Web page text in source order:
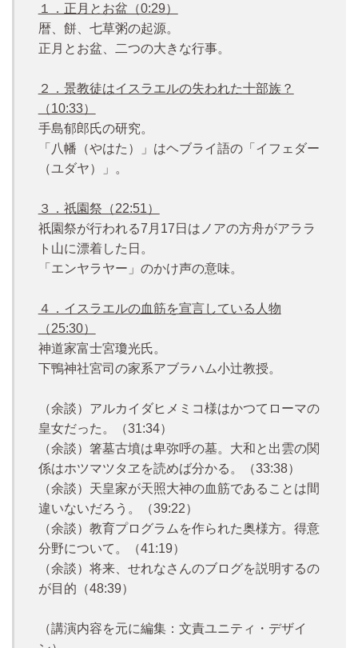
１．正月とお盆（0:29）
暦、餅、七草粥の起源。
正月とお盆、二つの大きな行事。
２．景教徒はイスラエルの失われた十部族？
（10:33）
手島郁郎氏の研究。
「八幡（やはた）」はヘブライ語の「イフェダー
（ユダヤ）」。
３．祇園祭（22:51）
祇園祭が行われる7月17日はノアの方舟がアララ
ト山に漂着した日。
「エンヤラヤー」のかけ声の意味。
４．イスラエルの血筋を宣言している人物
（25:30）
神道家富士宮瓊光氏。
下鴨神社宮司の家系アブラハム小辻教授。
（余談）アルカイダヒメミコ様はかつてローマの
皇女だった。（31:34）
（余談）箸墓古墳は卑弥呼の墓。大和と出雲の関
係はホツマツタヱを読めば分かる。（33:38）
（余談）天皇家が天照大神の血筋であることは間
違いないだろう。（39:22）
（余談）教育プログラムを作られた奥様方。得意
分野について。（41:19）
（余談）将来、せれなさんのブログを説明するの
が目的（48:39）
（講演内容を元に編集：文責ユニティ・デザイ